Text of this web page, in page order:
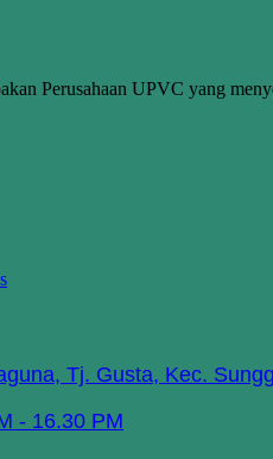
Perusahaan UPVC yang
Tj. Gusta, Kec.
- 16.30 PM